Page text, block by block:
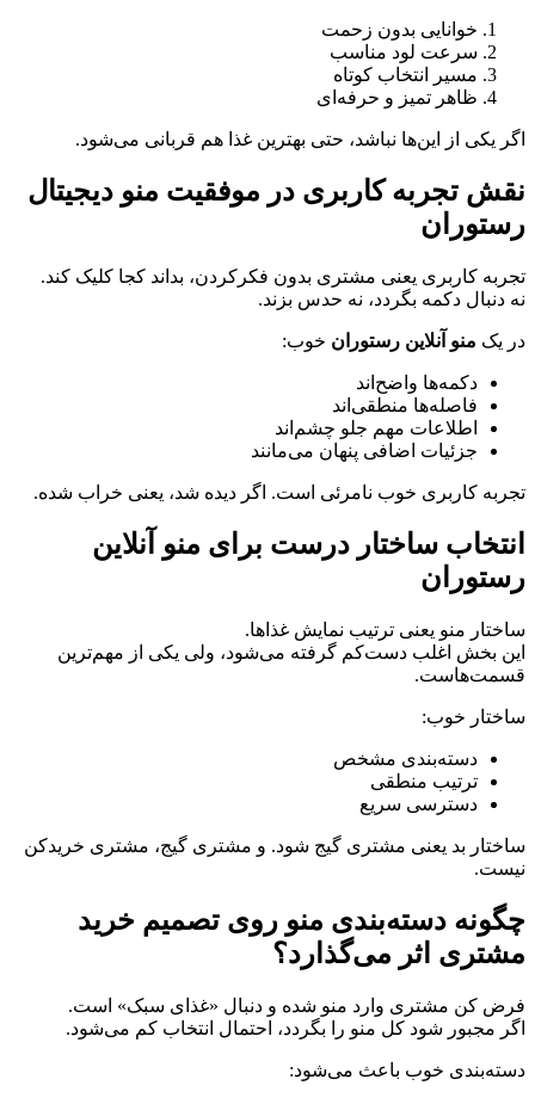
خوانایی بدون زحمت
سرعت لود مناسب
مسیر انتخاب کوتاه
ظاهر تمیز و حرفه‌ای
اگر یکی از این‌ها نباشد، حتی بهترین غذا هم قربانی می‌شود.
نقش تجربه کاربری در موفقیت منو دیجیتال
رستوران
تجربه کاربری یعنی مشتری بدون فکرکردن، بداند کجا کلیک کند.
نه دنبال دکمه بگردد، نه حدس بزند.
در یک منو آنلاین رستوران خوب:
دکمه‌ها واضح‌اند
فاصله‌ها منطقی‌اند
اطلاعات مهم جلو چشم‌اند
جزئیات اضافی پنهان می‌مانند
تجربه کاربری خوب نامرئی است. اگر دیده شد، یعنی خراب شده.
انتخاب ساختار درست برای منو آنلاین
رستوران
ساختار منو یعنی ترتیب نمایش غذاها.
این بخش اغلب دست‌کم گرفته می‌شود، ولی یکی از مهم‌ترین
قسمت‌هاست.
ساختار خوب:
دسته‌بندی مشخص
ترتیب منطقی
دسترسی سریع
ساختار بد یعنی مشتری گیج شود. و مشتری گیج، مشتری خریدکن
نیست.
چگونه دسته‌بندی منو روی تصمیم خرید
مشتری اثر می‌گذارد؟
فرض کن مشتری وارد منو شده و دنبال «غذای سبک» است.
اگر مجبور شود کل منو را بگردد، احتمال انتخاب کم می‌شود.
دسته‌بندی خوب باعث می‌شود: